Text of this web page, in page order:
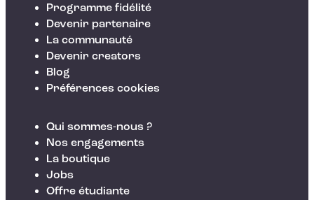
Programme fidélité
Devenir partenaire
La communauté
Devenir creators
Blog
Préférences cookies
Qui sommes-nous ?
Nos engagements
La boutique
Jobs
Offre étudiante